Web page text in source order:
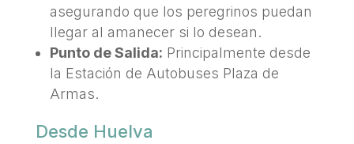
asegurando que los peregrinos puedan
llegar al amanecer si lo desean.
Punto de Salida: Principalmente desde
la Estación de Autobuses Plaza de
Armas.
Desde Huelva